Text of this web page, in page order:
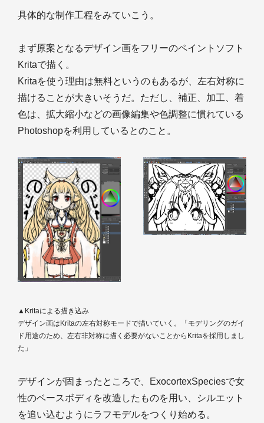
具体的な制作工程をみていこう。
まず原案となるデザイン画をフリーのペイントソフト
Kritaで描く。
Kritaを使う理由は無料というのもあるが、左右対称に
描けることが大きいそうだ。ただし、補正、加工、着
色は、拡大縮小などの画像編集や色調整に慣れている
Photoshopを利用しているとのこと。
▲Kritaによる描き込み
デザイン画はKritaの左右対称モードで描いていく。「モデリングのガイ
ド用途のため、左右非対称に描く必要がないことからKritaを採用しまし
た」
デザインが固まったところで、ExocortexSpeciesで女
性のベースボディを改造したものを用い、シルエット
を追い込むようにラフモデルをつくり始める。